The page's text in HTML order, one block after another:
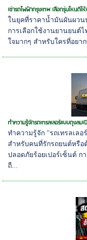
เช่ารถไฟฟ้ากรุงเทพ เลือกรุ่นไหนดีใ
ในยุคที่ราคาน้ำมันผันผวน
การเลือกใช้งานยานยนต์
ใจมากๆ สำหรับใครที่อยา
ทำความรู้จักรถเทรลเลอร์แบบถุงลม
ทำความรู้จัก "รถเทรลเล
สำหรับคนที่รักรถยนต์หรือ
ปลอดภัยร้อยเปอร์เซ็นต์ ก
ถื...